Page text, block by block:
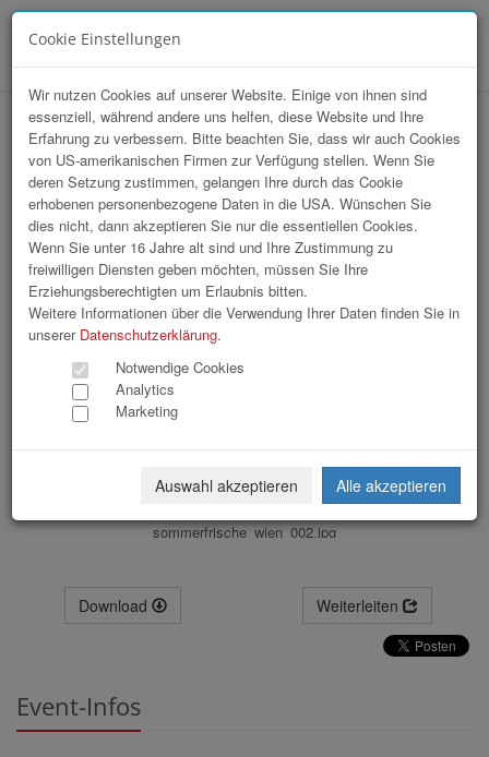
Sommerfrische Wien
sommerfrische_wien_002.jpg
Download Weiterleiten
Event-Infos
Cookie Einstellungen
Wir nutzen Cookies auf unserer Website. Einige von ihnen sind
essenziell, während andere uns helfen, diese Website und Ihre
Erfahrung zu verbessern. Bitte beachten Sie, dass wir auch Cookies
von US-amerikanischen Firmen zur Verfügung stellen. Wenn Sie
deren Setzung zustimmen, gelangen Ihre durch das Cookie
erhobenen personenbezogene Daten in die USA. Wünschen Sie
dies nicht, dann akzeptieren Sie nur die essentiellen Cookies.
Wenn Sie unter 16 Jahre alt sind und Ihre Zustimmung zu
freiwilligen Diensten geben möchten, müssen Sie Ihre
Erziehungsberechtigten um Erlaubnis bitten.
Weitere Informationen über die Verwendung Ihrer Daten finden Sie in
unserer Datenschutzerklärung.
Notwendige Cookies
Analytics
Marketing
Auswahl akzeptieren Alle akzeptieren